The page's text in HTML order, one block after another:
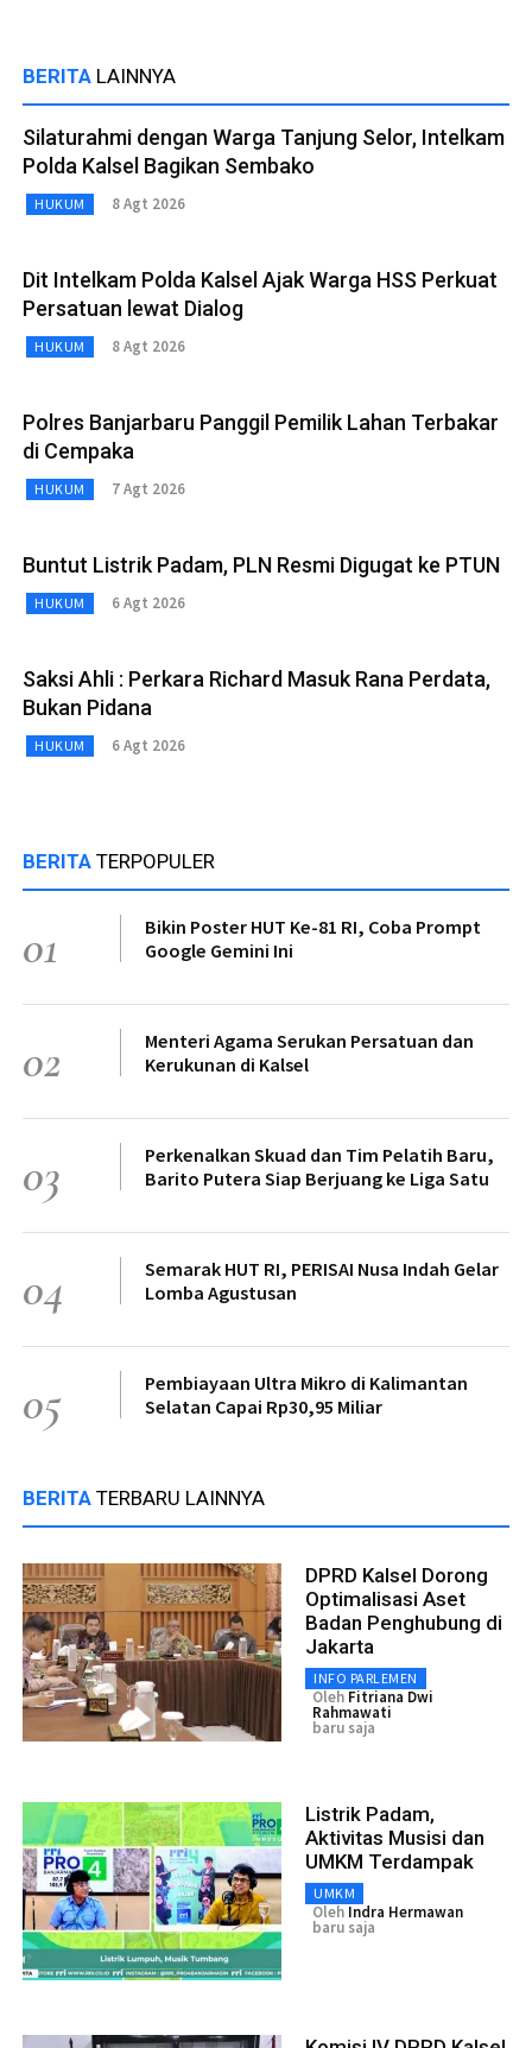
BERITA LAINNYA
Silaturahmi dengan Warga Tanjung Selor, Intelkam
Polda Kalsel Bagikan Sembako
HUKUM 8 Agt 2026
Dit Intelkam Polda Kalsel Ajak Warga HSS Perkuat
Persatuan lewat Dialog
HUKUM 8 Agt 2026
Polres Banjarbaru Panggil Pemilik Lahan Terbakar
di Cempaka
HUKUM 7 Agt 2026
Buntut Listrik Padam, PLN Resmi Digugat ke PTUN
HUKUM 6 Agt 2026
Saksi Ahli : Perkara Richard Masuk Rana Perdata,
Bukan Pidana
HUKUM 6 Agt 2026
BERITA TERPOPULER
01
Bikin Poster HUT Ke-81 RI, Coba Prompt
Google Gemini Ini
02
Menteri Agama Serukan Persatuan dan
Kerukunan di Kalsel
03
Perkenalkan Skuad dan Tim Pelatih Baru,
Barito Putera Siap Berjuang ke Liga Satu
04
Semarak HUT RI, PERISAI Nusa Indah Gelar
Lomba Agustusan
05
Pembiayaan Ultra Mikro di Kalimantan
Selatan Capai Rp30,95 Miliar
BERITA TERBARU LAINNYA
DPRD Kalsel Dorong
Optimalisasi Aset
Badan Penghubung di
Jakarta
INFO PARLEMEN
Oleh Fitriana Dwi
Rahmawati
baru saja
Listrik Padam,
Aktivitas Musisi dan
UMKM Terdampak
UMKM
Oleh Indra Hermawan
baru saja